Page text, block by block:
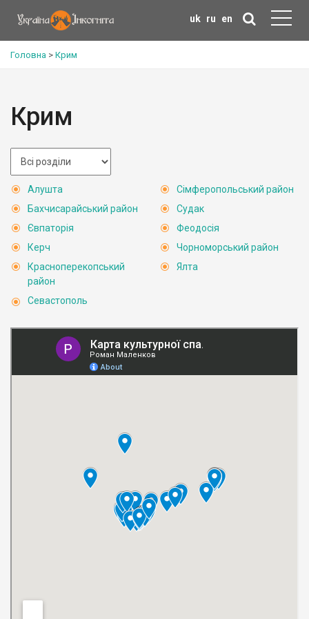
uk ru en
Головна > Крим
Крим
Алушта
Бахчисарайський район
Євпаторія
Керч
Красноперекопський
район
Севастополь
Сімферопольський район
Судак
Феодосія
Чорноморський район
Ялта